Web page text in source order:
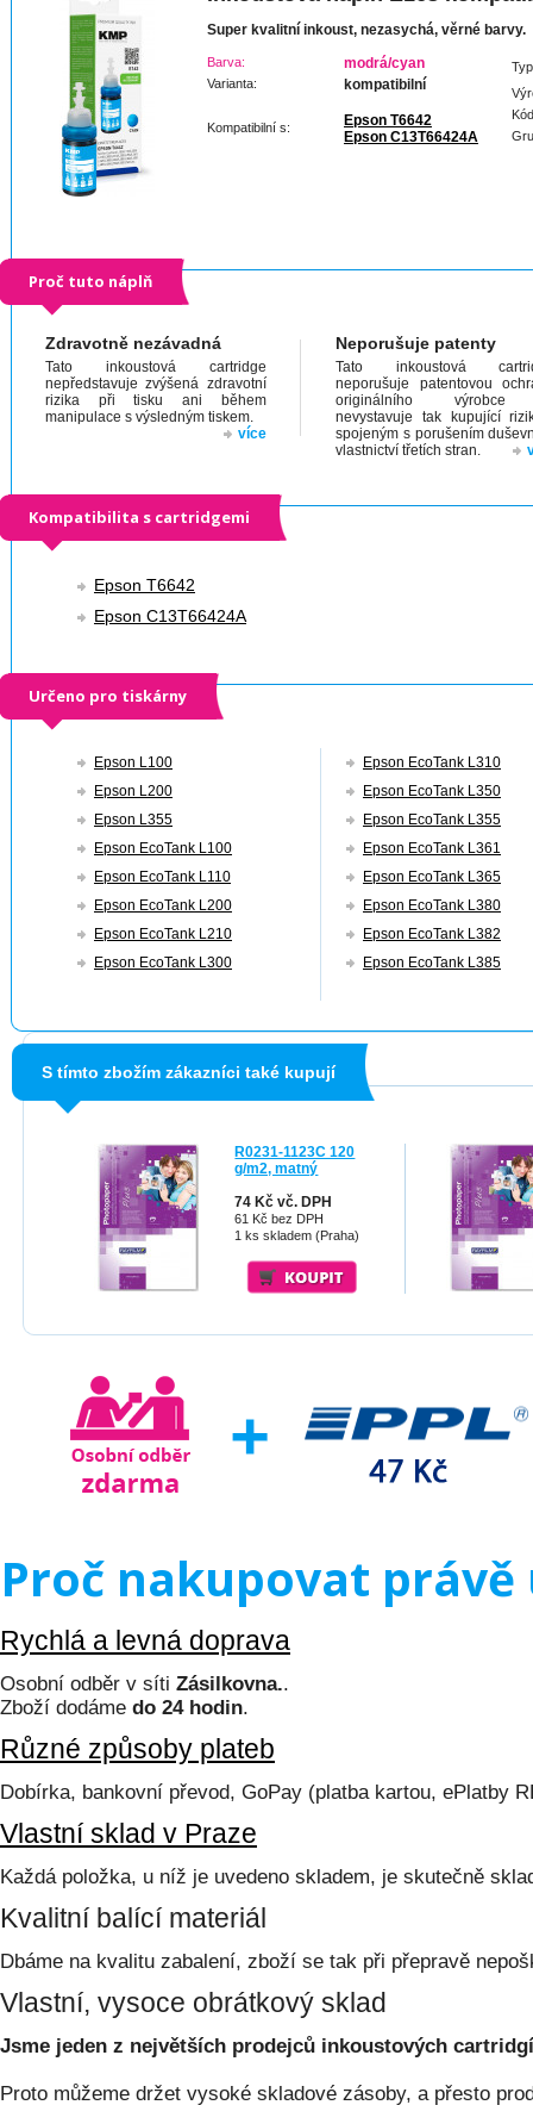
Super kvalitní inkoust, nezasychá, věrné barvy.
Barva: modrá/cyan
Varianta: kompatibilní
Kompatibilní s:
Epson T6642
Epson C13T66424A
Proč tuto náplň
Zdravotně nezávadná
Tato inkoustová cartridge
nepředstavuje zvýšená zdravotní
rizika při tisku ani během
manipulace s výsledným tiskem.
více
Neporušuje patenty
Tato inkoustová
neporušuje patentovou
originálního
nevystavuje tak kupující
spojeným s porušením
vlastnictví třetích stran.
Kompatibilita s cartridgemi
Epson T6642
Epson C13T66424A
Určeno pro tiskárny
Epson L100
Epson L200
Epson L355
Epson EcoTank L100
Epson EcoTank L110
Epson EcoTank L200
Epson EcoTank L210
Epson EcoTank L300
Epson EcoTank L310
Epson EcoTank L350
Epson EcoTank L355
Epson EcoTank L361
Epson EcoTank L365
Epson EcoTank L380
Epson EcoTank L382
Epson EcoTank L385
S tímto zbožím zákazníci také kupují
R0231-1123C 120
g/m2, matný
74 Kč vč. DPH
61 Kč bez DPH
1 ks skladem (Praha)
Proč nakupovat právě
Rychlá a levná doprava
Osobní odběr v síti Zásilkovna..
Zboží dodáme do 24 hodin.
Různé způsoby plateb
Dobírka, bankovní převod, GoPay (platba kartou, ePlatby
Vlastní sklad v Praze
Každá položka, u níž je uvedeno skladem, je skutečně
Kvalitní balící materiál
Dbáme na kvalitu zabalení, zboží se tak při přepravě
Vlastní, vysoce obrátkový sklad
Jsme jeden z největších prodejců inkoustových
Proto můžeme držet vysoké skladové zásoby, a přesto